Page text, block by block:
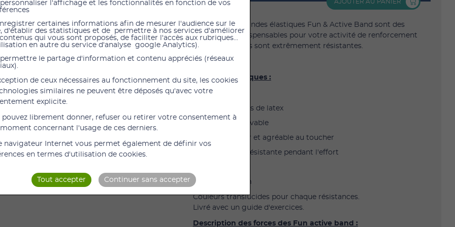
AJOUTER AU PANIER
Les nouvelles bandes élastiques Fun & Active Band sont des
accessoires indispensables pour votre activité de renforcement
musculaire. Elles sont extrêmement résistantes.
Les caractéristiques :
Ne contient pas de latex
Non poudré, lavable
Facile à utiliser et agréable au toucher
Très solide et résistante pendant l'effort
Largeur : 15 cm
Couleurs translucides pour chaque résistances.
Livré avec un guide d'exercices.
Description des forces des Fun active band :
personnaliser l'affichage et les fonctionnalités en fonction de vos
certaines informations afin de mesurer l'audience sur le
d'établir des statistiques et de permettre à nos services d'améliorer
contenus qui vous sont proposés, de faciliter l'accès aux rubriques...
en autre du service d'analyse google Analytics).
permettre le partage d'information et contenu appréciés (réseaux
de ceux nécessaires au fonctionnement du site, les cookies
similaires ne peuvent être déposés qu'avec votre
explicite.
pouvez librement donner, refuser ou retirer votre consentement à
concernant l'usage de ces derniers.
navigateur Internet vous permet également de définir vos
en termes d'utilisation de cookies.
Tout accepter Continuer sans accepter